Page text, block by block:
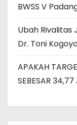
BWSS V
Ubah Rivalitas
Dr. Toni
APAKAH
SEBESAR